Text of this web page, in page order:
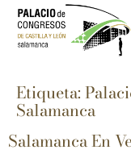
Etiqueta:
Salamanca
Salamanca En